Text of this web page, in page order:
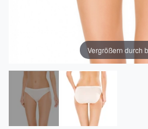
Vergrößern durch